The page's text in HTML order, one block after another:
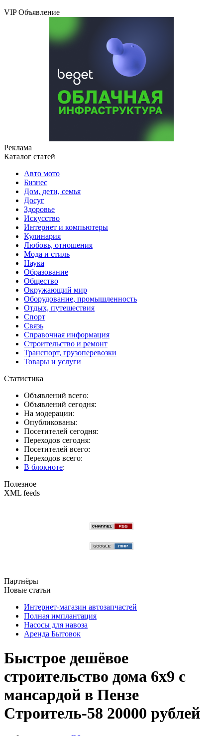
VIP Объявление
Реклама
Каталог статей
Авто мото
Бизнес
Дом, дети, семья
Досуг
Здоровье
Искусство
Интернет и компьютеры
Кулинария
Любовь, отношения
Мода и стиль
Наука
Образование
Общество
Окружающий мир
Оборудование, промышленность
Отдых, путешествия
Спорт
Связь
Справочная информация
Строительство и ремонт
Транспорт, грузоперевозки
Товары и услуги
Статистика
Объявлений всего:
Объявлений сегодня:
На модерации:
Опубликованы:
Посетителей сегодня:
Переходов сегодня:
Посетителей всего:
Переходов всего:
В блокноте:
Полезное
XML feeds
Партнёры
Новые статьи
Интернет-магазин автозапчастей
Полная имплантация
Насосы для навоза
Аренда Бытовок
Быстрое дешёвое
строительство дома 6х9 с
мансардой в Пензе
Строитель-58 20000 рублей